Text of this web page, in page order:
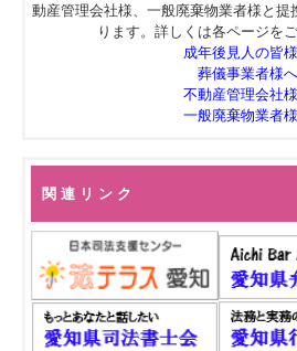
動産管理会社様、一般廃棄物業者様と提
ります。詳しくは各ページを
成年後見人の皆
葬儀事業者様へ
不動産管理会社
一般廃棄物業者
関 連 リ ン ク